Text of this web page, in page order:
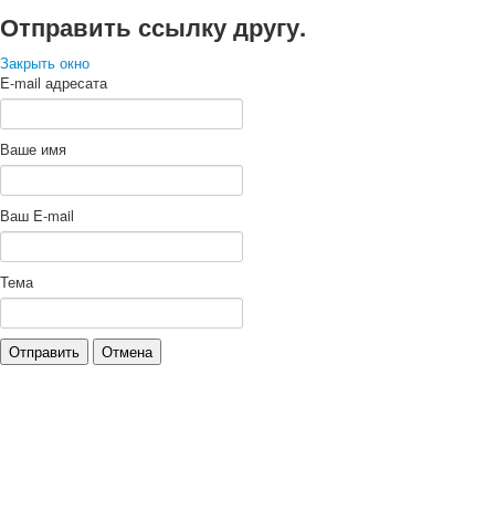
Отправить ссылку другу.
Закрыть окно
E-mail адресата
Ваше имя
Ваш E-mail
Тема
Отправить Отмена